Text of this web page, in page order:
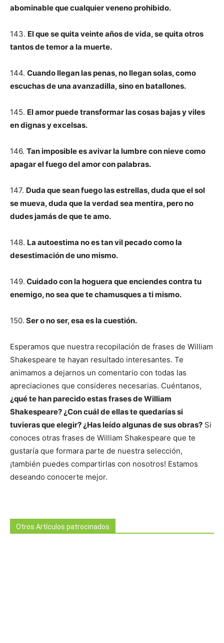
abominable que cualquier veneno prohibido.
143. El que se quita veinte años de vida, se quita otros
tantos de temor a la muerte.
144. Cuando llegan las penas, no llegan solas, como
escuchas de una avanzadilla, sino en batallones.
145. El amor puede transformar las cosas bajas y viles
en dignas y excelsas.
146. Tan imposible es avivar la lumbre con nieve como
apagar el fuego del amor con palabras.
147. Duda que sean fuego las estrellas, duda que el sol
se mueva, duda que la verdad sea mentira, pero no
dudes jamás de que te amo.
148. La autoestima no es tan vil pecado como la
desestimación de uno mismo.
149. Cuidado con la hoguera que enciendes contra tu
enemigo, no sea que te chamusques a ti mismo.
150. Ser o no ser, esa es la cuestión.
Esperamos que nuestra recopilación de frases de William
Shakespeare te hayan resultado interesantes. Te
animamos a dejarnos un comentario con todas las
apreciaciones que consideres necesarias. Cuéntanos,
¿qué te han parecido estas frases de William
Shakespeare? ¿Con cuál de ellas te quedarías si
tuvieras que elegir? ¿Has leído algunas de sus obras? Si
conoces otras frases de William Shakespeare que te
gustaría que formara parte de nuestra selección,
¡también puedes compartirlas con nosotros! Estamos
deseando conocerte mejor.
Otros Artículos patrocinados